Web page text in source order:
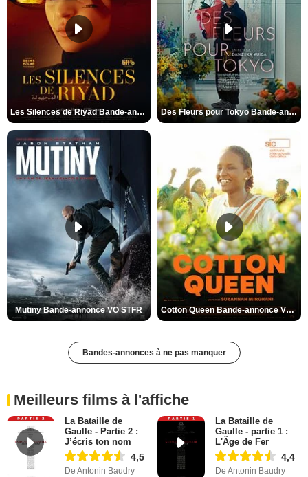
Les Silences de Riyad Bande-annonce VO STFR Des Fleurs pour Tokyo Bande-annonce VO STFR
Mutiny Bande-annonce VO STFR Cotton Queen Bande-annonce VO STFR
Bandes-annonces à ne pas manquer
Meilleurs films à l'affiche
La Bataille de
Gaulle - Partie 2 :
J’écris ton nom
4,5
De Antonin Baudry
La Bataille de
Gaulle - partie 1 :
L'Âge de Fer
4,4
De Antonin Baudry